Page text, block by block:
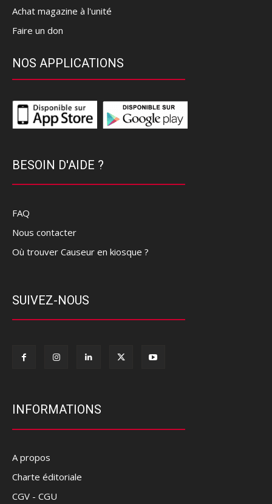
Achat magazine à l'unité
Faire un don
NOS APPLICATIONS
BESOIN D'AIDE ?
FAQ
Nous contacter
Où trouver Causeur en kiosque ?
SUIVEZ-NOUS
INFORMATIONS
A propos
Charte éditoriale
CGV - CGU